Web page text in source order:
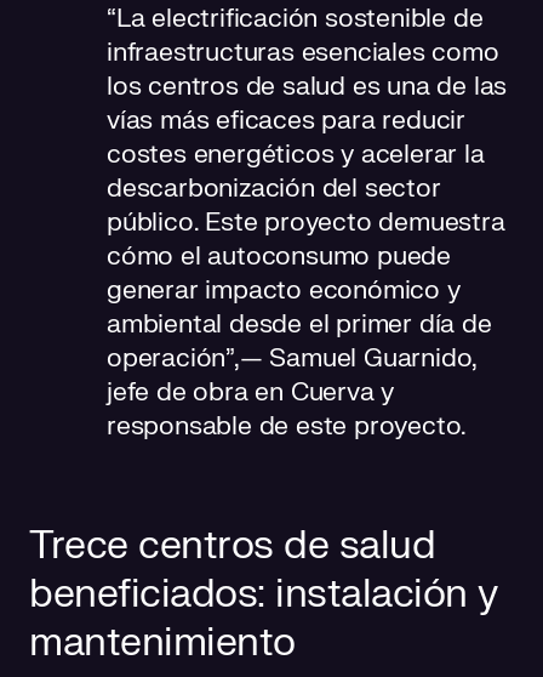
“La electrificación sostenible de
infraestructuras esenciales como
los centros de salud es una de las
vías más eficaces para reducir
costes energéticos y acelerar la
descarbonización del sector
público. Este proyecto demuestra
cómo el autoconsumo puede
generar impacto económico y
ambiental desde el primer día de
operación”,— Samuel Guarnido,
jefe de obra en Cuerva y
responsable de este proyecto.
Trece centros de salud
beneficiados: instalación y
mantenimiento